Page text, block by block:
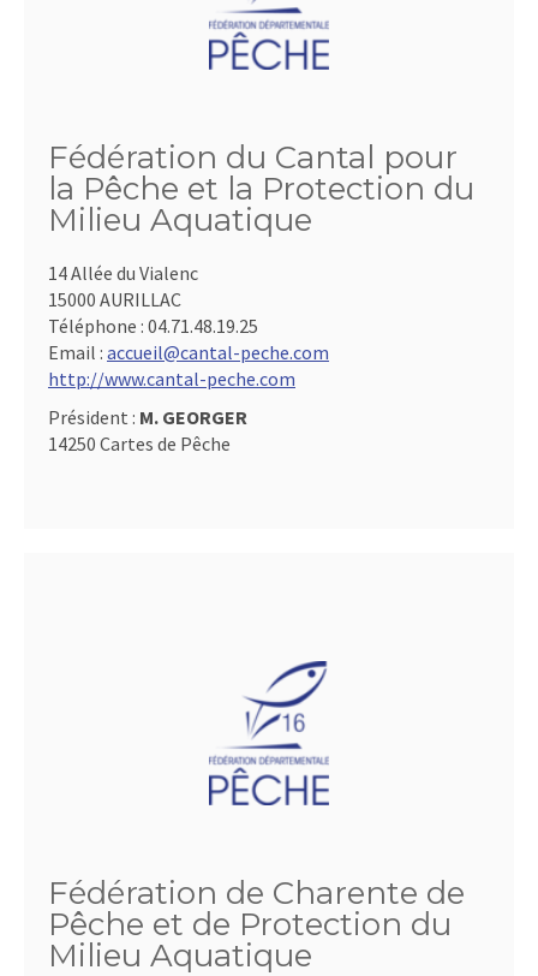
Fédération du Cantal pour
la Pêche et la Protection du
Milieu Aquatique
14 Allée du Vialenc
15000 AURILLAC
Téléphone : 04.71.48.19.25
Email : accueil@cantal-peche.com
http://www.cantal-peche.com
Président : M. GEORGER
14250 Cartes de Pêche
Fédération de Charente de
Pêche et de Protection du
Milieu Aquatique